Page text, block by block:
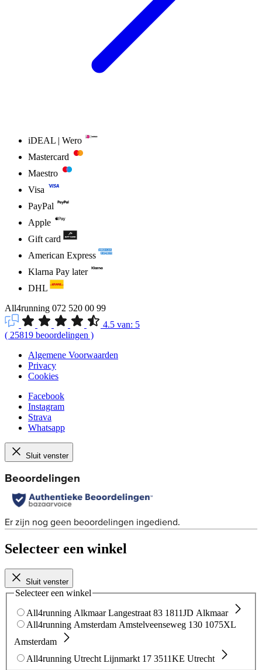
iDEAL | Wero
Mastercard
Maestro
Visa
PayPal
Apple
Gift card
American Express
Klarna Pay later
DHL
All4running 072 520 00 99
4.5 van: 5
( 25819 beoordelingen )
Algemene Voorwaarden
Privacy
Cookies
Facebook
Instagram
Strava
Whatsapp
Sluit venster
Selecteer een winkel
Sluit venster
Selecteer een winkel
All4running Alkmaar Langestraat 83 1811JD Alkmaar
All4running Amsterdam Amstelveenseweg 130 1075XL
Amsterdam
All4running Utrecht Lijnmarkt 17 3511KE Utrecht